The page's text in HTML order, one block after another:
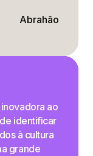
Abrahão
ao
identificar
à cultura
grande